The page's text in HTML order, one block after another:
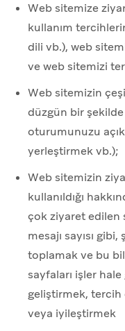
Web sitemize
kullanım
dili vb.), web
ve web sitemizi
Web sitemizin
düzgün bir şekilde
oturumunuzu
yerleştirmek vb.);
Web sitemizin
kullanıldığı
çok ziyaret edilen
mesajı sayısı
toplamak ve bu
sayfaları işler
geliştirmek, tercih
veya iyileştirmek